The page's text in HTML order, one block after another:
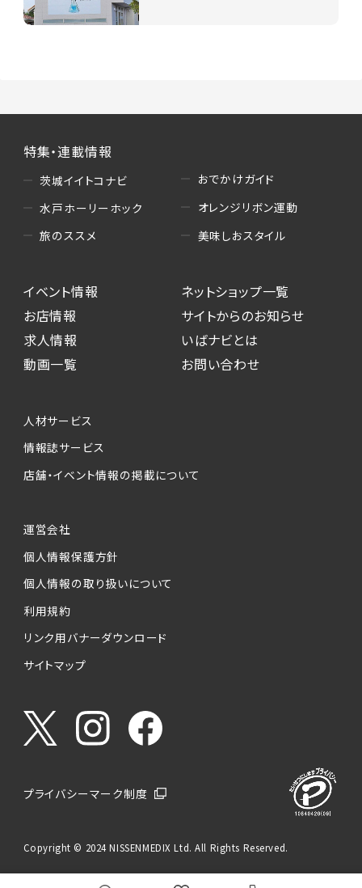
特集・連載情報
茨城イイトコナビ
水戸ホーリーホック
旅のススメ
おでかけガイド
オレンジリボン運動
美味しおスタイル
イベント情報
お店情報
求人情報
動画一覧
ネットショップ一覧
サイトからのお知らせ
いばナビとは
お問い合わせ
人材サービス
情報誌サービス
店舗・イベント情報の掲載について
運営会社
個人情報保護方針
個人情報の取り扱いについて
利用規約
リンク用バナーダウンロード
サイトマップ
プライバシーマーク制度
Copyright © 2024 NISSENMEDIX Ltd. All Rights Reserved.